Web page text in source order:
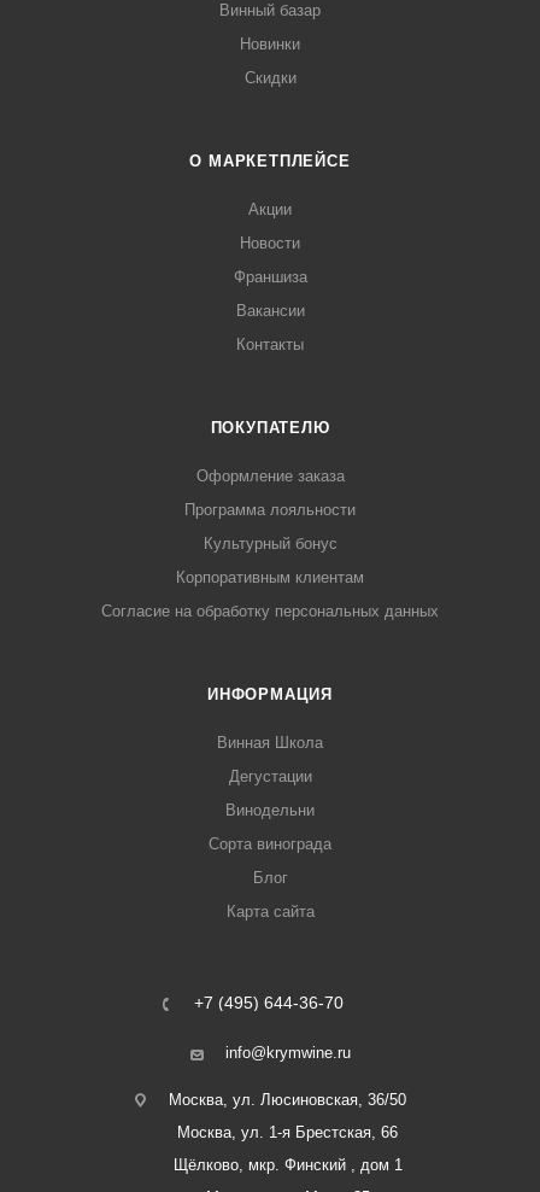
Винный базар
Новинки
Скидки
О МАРКЕТПЛЕЙСЕ
Акции
Новости
Франшиза
Вакансии
Контакты
ПОКУПАТЕЛЮ
Оформление заказа
Программа лояльности
Культурный бонус
Корпоративным клиентам
Согласие на обработку персональных данных
ИНФОРМАЦИЯ
Винная Школа
Дегустации
Винодельни
Сорта винограда
Блог
Карта сайта
+7 (495) 644-36-70
info@krymwine.ru
Москва, ул. Люсиновская, 36/50
Москва, ул. 1-я Брестская, 66
Щёлково, мкр. Финский , дом 1